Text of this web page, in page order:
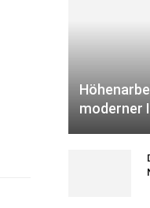
moderner